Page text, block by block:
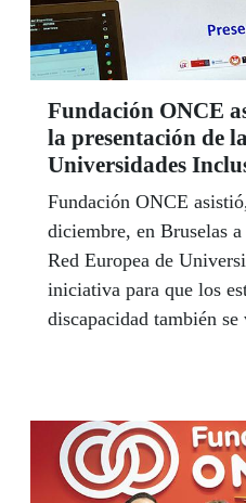
Fundación ONCE
la presentación de
Universidades
Fundación ONCE
diciembre, en Bruselas
Red Europea de
iniciativa para que los
discapacidad también